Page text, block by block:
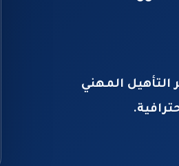
التأهيل المهني